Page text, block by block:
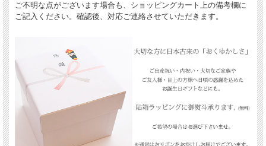
ご不明な点がございます場合も、ショッピングカート上の備考欄に
ご記入ください。確認後、対応ご連絡させていただきます。